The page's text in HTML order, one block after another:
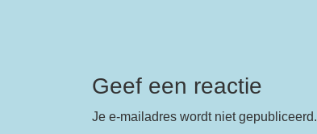
Geef een reactie
Je e-mailadres wordt niet gepubliceerd.